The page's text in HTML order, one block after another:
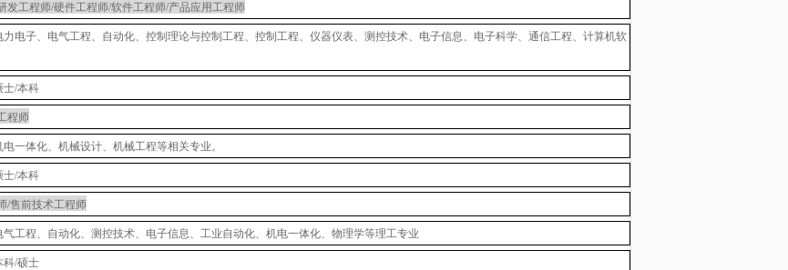
发工程师/硬件工程师/软件工程师/产品应用工程师
力电子、电气工程、自动化、控制理论与控制工程、控制工程、仪器仪表、测控技术、电子信息、电子科学、通信工程、计算机软
士/本科
程师
一体化、机械设计、机械工程等相关专业。
士/本科
/售前技术工程师
气工程、自动化、测控技术、电子信息、工业自动化、机电一体化、物理学等理工专业
科/硕士